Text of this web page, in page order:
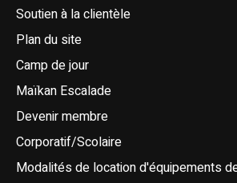
Soutien à la clientèle
Plan du site
Camp de jour
Maïkan Escalade
Devenir membre
Corporatif/Scolaire
Modalités de location d'équipements